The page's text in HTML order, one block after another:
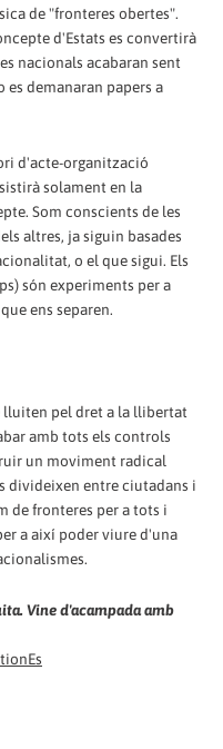
de "fronteres obertes".
d'Estats es convertirà
nacionals acabaran sent
es demanaran papers a
d'acte-organització
solament en la
Som conscients de les
altres, ja siguin basades
o el que sigui. Els
són experiments per a
ens separen.
lluiten pel dret a la llibertat
amb tots els controls
un moviment radical
divideixen entre ciutadans i
de fronteres per a tots i
a així poder viure d'una
Vine d'acampada amb